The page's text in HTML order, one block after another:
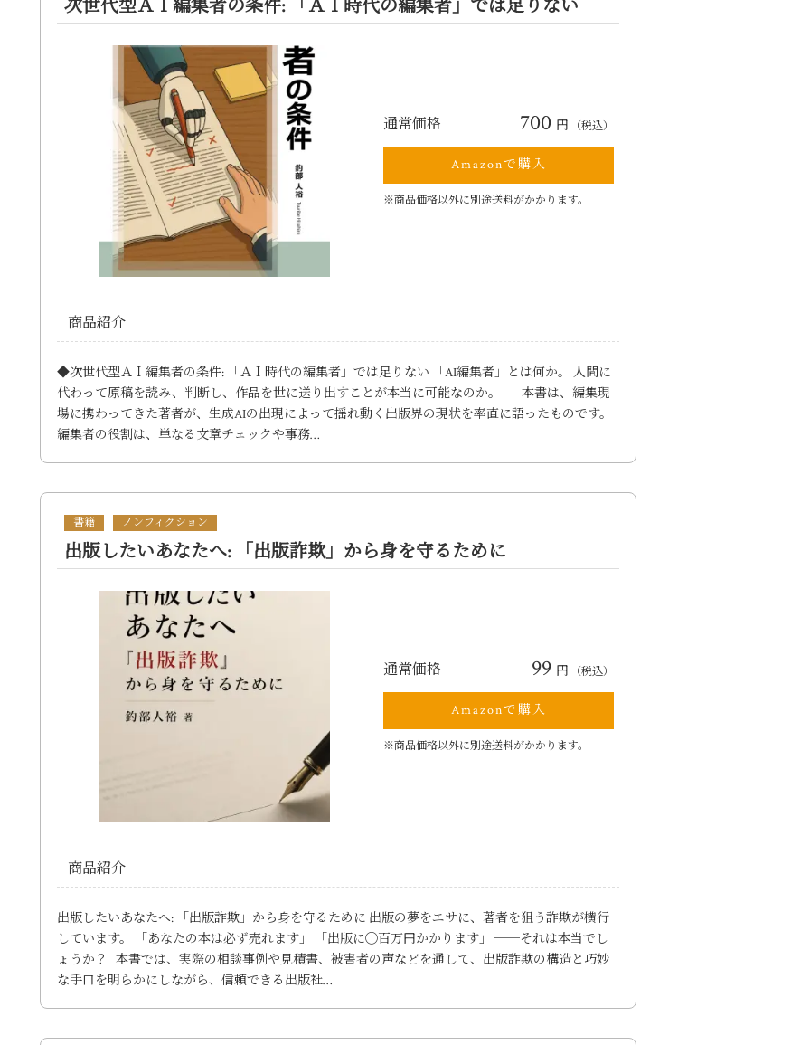
次世代型ＡＩ編集者の条件: 「ＡＩ時代の編集者」では足りない
通常価格 700 円 （税込）
Amazonで購入
※商品価格以外に別途送料がかかります。
商品紹介
◆次世代型ＡＩ編集者の条件: 「ＡＩ時代の編集者」では足りない 「AI編集者」とは何か。 人間に
代わって原稿を読み、判断し、作品を世に送り出すことが本当に可能なのか。 本書は、編集現
場に携わってきた著者が、生成AIの出現によって揺れ動く出版界の現状を率直に語ったものです。
編集者の役割は、単なる文章チェックや事務…
書籍 ノンフィクション
出版したいあなたへ: 「出版詐欺」から身を守るために
通常価格 99 円 （税込）
Amazonで購入
※商品価格以外に別途送料がかかります。
商品紹介
出版したいあなたへ: 「出版詐欺」から身を守るために 出版の夢をエサに、著者を狙う詐欺が横行
しています。 「あなたの本は必ず売れます」 「出版に◯百万円かかります」 ──それは本当でし
ょうか？ 本書では、実際の相談事例や見積書、被害者の声などを通して、出版詐欺の構造と巧妙
な手口を明らかにしながら、信頼できる出版社…